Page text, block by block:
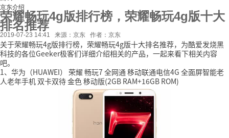
京东介绍
荣耀畅玩4g版排行榜，荣耀畅玩4g版十大
排名推荐
2019-07-23 14:41 来源：京东 作者：京东
关于荣耀畅玩4g版排行榜，荣耀畅玩4g版十大排名推荐，为酷爱发烧黑
科技的各位Geeker极客们详细介绍相关的产品，一起来看下相关内容
吧。
1、华为（HUAWEI） 荣耀 畅玩7 全网通 移动联通电信4G 全面屏智能老
人老年手机 双卡双待 金色 移动版(2GB RAM+16GB ROM)